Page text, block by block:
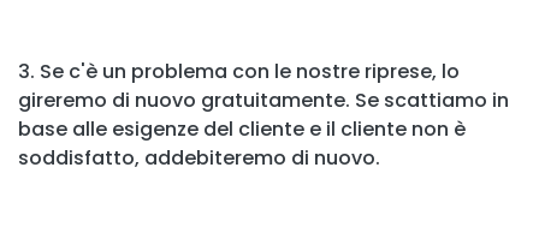
3. Se c'è un problema con le nostre riprese, lo
gireremo di nuovo gratuitamente. Se scattiamo in
base alle esigenze del cliente e il cliente non è
soddisfatto, addebiteremo di nuovo.